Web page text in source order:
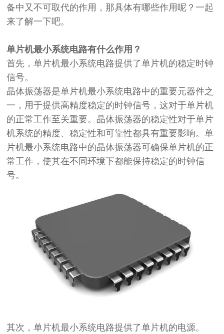
备中又不可取代的作用，那具体有哪些作用呢？一起
来了解一下吧。
单片机最小系统电路有什么作用？
首先，单片机最小系统电路提供了单片机的稳定时钟
信号。
晶体振荡器是单片机最小系统电路中的重要元器件之
一，用于提供高精度稳定的时钟信号，这对于单片机
的正常工作至关重要。晶体振荡器的稳定性对于单片
机系统的精度、稳定性和可靠性都具有重要影响。单
片机最小系统电路中的晶体振荡器可确保单片机的正
常工作，使其在不同环境下都能保持稳定的时钟信
号。
其次，单片机最小系统电路提供了单片机的电源。